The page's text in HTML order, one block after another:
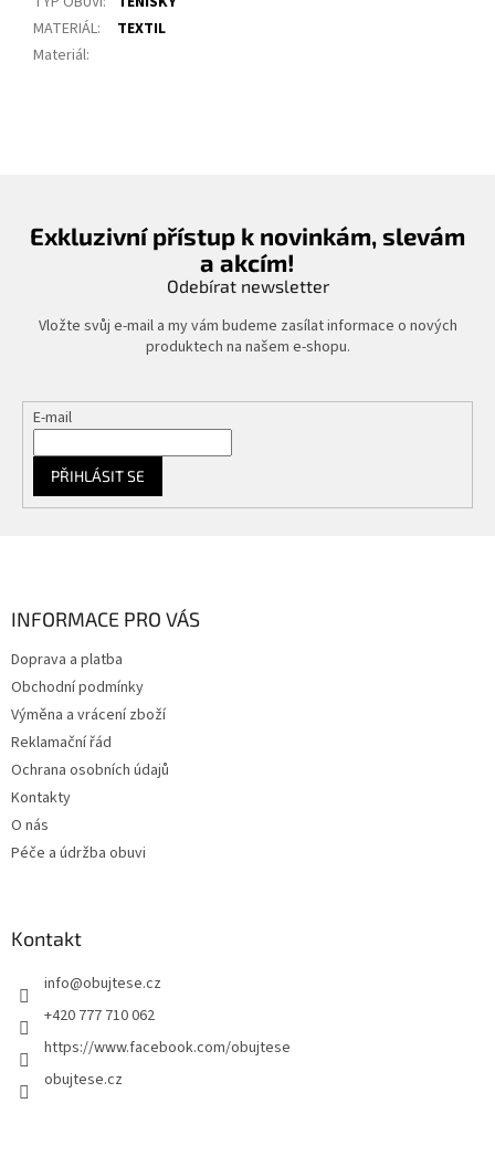
MATERIÁL:
TEXTIL
Materiál:
Exkluzivní přístup k novinkám, slevám
a akcím!
Odebírat newsletter
Vložte svůj e-mail a my vám budeme zasílat informace o nových
produktech na našem e-shopu.
E-mail
PŘIHLÁSIT SE
INFORMACE PRO VÁS
Doprava a platba
Obchodní podmínky
Výměna a vrácení zboží
Reklamační řád
Ochrana osobních údajů
Kontakty
O nás
Péče a údržba obuvi
Kontakt
info@obujtese.cz
+420 777 710 062
https://www.facebook.com/obujtese
obujtese.cz